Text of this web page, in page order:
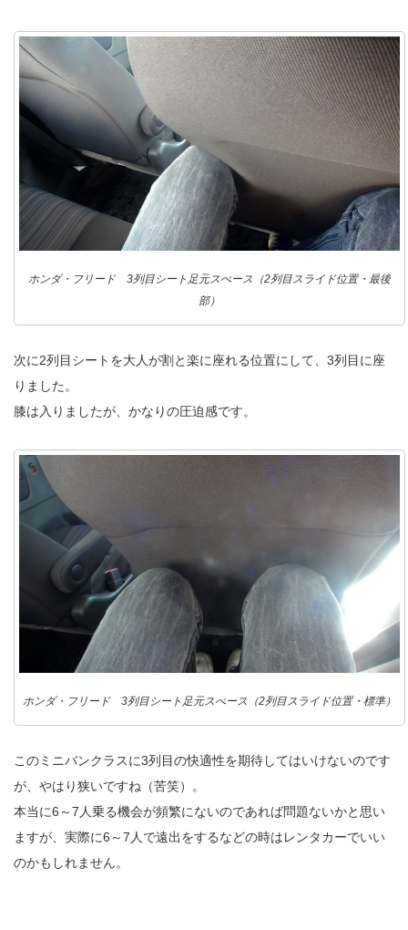
ホンダ・フリード 3列目シート足元スぺース（2列目スライド位置・最後
部）
次に2列目シートを大人が割と楽に座れる位置にして、3列目に座
りました。
膝は入りましたが、かなりの圧迫感です。
ホンダ・フリード 3列目シート足元スぺース（2列目スライド位置・標準）
このミニバンクラスに3列目の快適性を期待してはいけないのです
が、やはり狭いですね（苦笑）。
本当に6～7人乗る機会が頻繁にないのであれば問題ないかと思い
ますが、実際に6～7人で遠出をするなどの時はレンタカーでいい
のかもしれません。